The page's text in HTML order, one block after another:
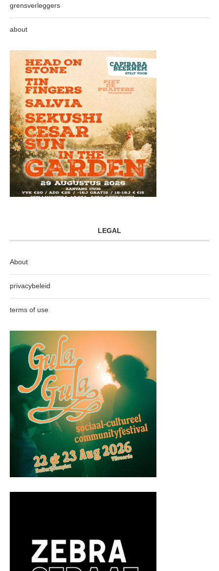
grensverleggers
about
LEGAL
About
privacybeleid
terms of use